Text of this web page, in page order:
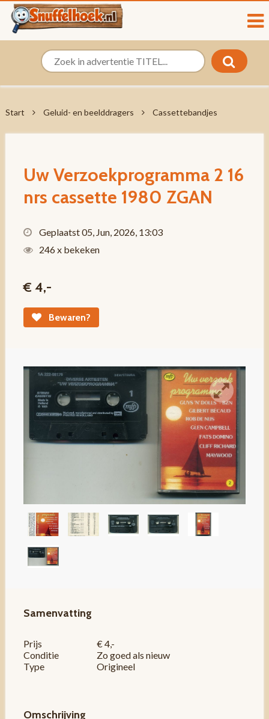
Start Geluid- en beelddragers Cassettebandjes
Uw Verzoekprogramma 2 16
nrs cassette 1980 ZGAN
Geplaatst 05, Jun, 2026, 13:03
246 x bekeken
€ 4,-
Bewaren?
Samenvatting
Prijs
€ 4,-
Conditie
Zo goed als nieuw
Type
Origineel
Omschrijving